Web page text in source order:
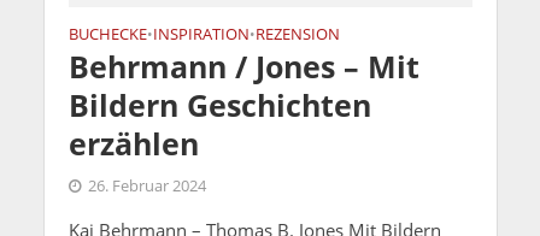
BUCHECKE•INSPIRATION•REZENSION
Behrmann / Jones – Mit
Bildern Geschichten
erzählen
26. Februar 2024
Kai Behrmann – Thomas B. Jones Mit Bildern